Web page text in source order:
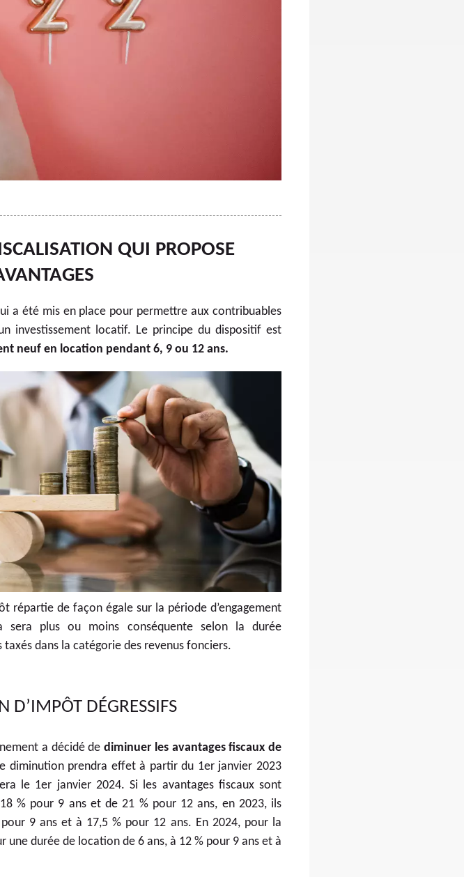
QUI PROPOSE
a été mis en place pour permettre aux contribuables
investissement locatif. Le principe du dispositif est
neuf en location pendant 6, 9 ou 12 ans.
répartie de façon égale sur la période d’engagement
plus ou moins conséquente selon la durée
dans la catégorie des revenus fonciers.
D’IMPÔT DÉGRESSIFS
a décidé dediminuer les avantages fiscaux de
diminution prendra effet à partir du 1er janvier 2023
le 1er janvier 2024. Si les avantages fiscaux sont
% pour 9 ans et de 21 % pour 12 ans, en 2023, ils
9 ans et à 17,5 % pour 12 ans. En 2024, pour la
durée de location de 6 ans, à 12 % pour 9 ans et à